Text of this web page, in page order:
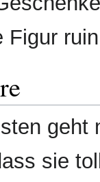
Figur
geht
sie